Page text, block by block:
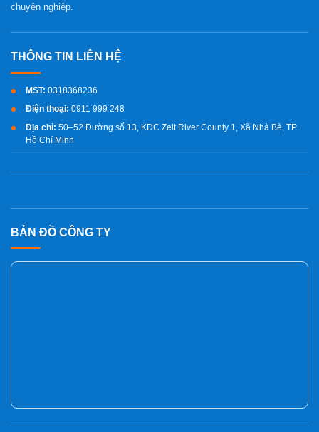
BẢN ĐỒ CÔNG TY
chuyên nghiệp.
MST: 0318368236
Điện thoại: 0911 999 248
Địa chỉ: 50–52 Đường số 13, KDC Zeit River County 1, Xã Nhà Bè, TP.
Hồ Chí Minh